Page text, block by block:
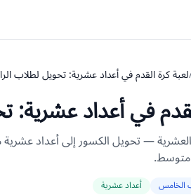
لعبة كرة القدم في أعداد عشرية: تحويل لطلاب
في أعداد
— تحويل الكسور إلى أعداد
الخامس أعداد عشرية